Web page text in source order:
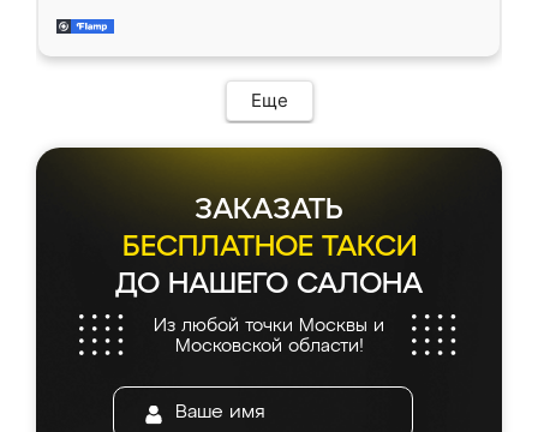
и снял размеры. Изготовили в срок, с
мебель сразу встала на свое место без
каких-либо доработок. Качеством осталась
довольна, все выглядит так, как и ожидала.
Еще
ЗАКАЗАТЬ
БЕСПЛАТНОЕ ТАКСИ
ДО НАШЕГО САЛОНА
Из любой точки Москвы и
Московской области!